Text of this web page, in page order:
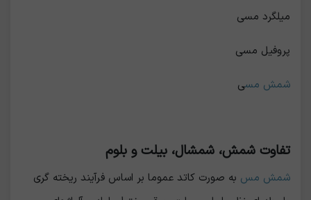
میلگرد مسی
پروفیل مسی
شمش مسی
تفاوت شمش، شمشال، بیلت و بلوم
شمش مس به صورت کاتد عموما بر اساس فرآیند ریخته گري